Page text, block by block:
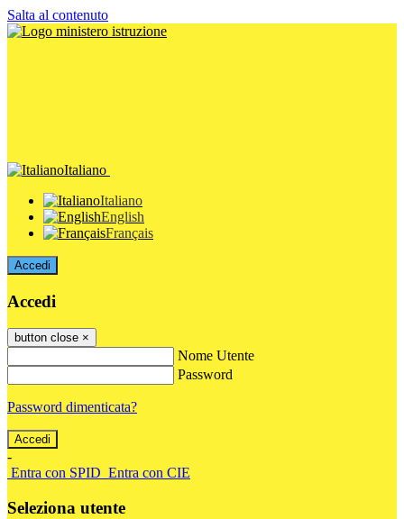
Salta al contenuto
Italiano
Italiano
English
Français
Accedi
Accedi
button close ×
Nome Utente
Password
Password dimenticata?
-
Entra con SPID Entra con CIE
Seleziona utente